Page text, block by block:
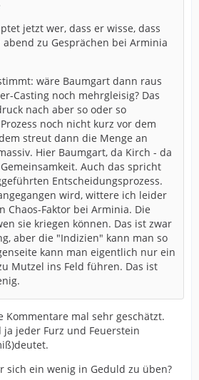
jetzt wer, dass er wisse, dass
zu Gesprächen bei Arminia
wäre Baumgart dann raus
Casting noch mehrgleisig? Das
nach aber so oder so
noch nicht kurz vor dem
streut dann die Menge an
Hier Baumgart, da Kirch - da
Auch das spricht
Entscheidungsprozess.
wird, wittere ich leider
Chaos-Faktor bei Arminia. Die
sie kriegen können. Das ist zwar
aber die "Indizien" kann man so
kann man eigentlich nur ein
Mutzel ins Feld führen. Das ist
Kommentare mal sehr geschätzt.
jeder Furz und Feuerstein
sich ein wenig in Geduld zu üben?